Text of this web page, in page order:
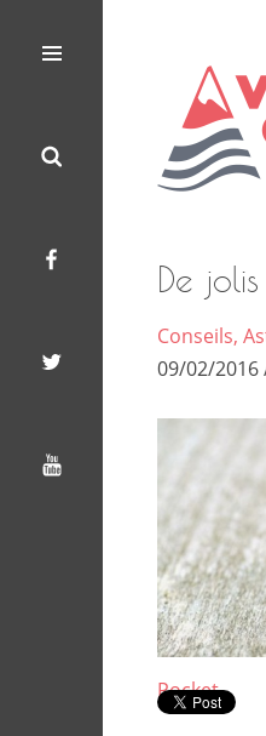
Menu
Search
Facebook
Twitter
Youtube
Villages
Soleil
des
De
Conseils,
09/02/2016
Pocket